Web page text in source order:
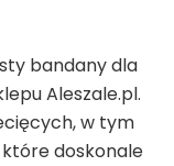
bandany dla
Aleszale.pl.
w tym
doskonale